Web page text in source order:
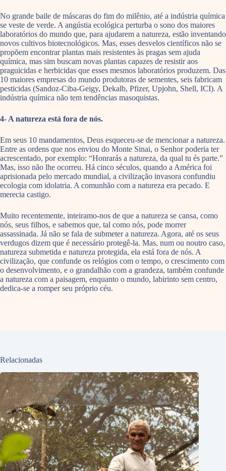
No grande baile de máscaras do fim do milênio, até a indústria química
se veste de verde. A angústia ecológica perturba o sono dos maiores
laboratórios do mundo que, para ajudarem a natureza, estão inventando
novos cultivos biotecnológicos. Mas, esses desvelos científicos não se
propõem encontrar plantas mais resistentes às pragas sem ajuda
química, mas sim buscam novas plantas capazes de resistir aos
praguicidas e herbicidas que esses mesmos laboratórios produzem. Das
10 maiores empresas do mundo produtoras de sementes, seis fabricam
pesticidas (Sandoz-Ciba-Geigy, Dekalb, Pfizer, Upjohn, Shell, ICI). A
indústria química não tem tendências masoquistas.
4- A natureza está fora de nós.
Em seus 10 mandamentos, Deus esqueceu-se de mencionar a natureza.
Entre as ordens que nos enviou do Monte Sinai, o Senhor poderia ter
acrescentado, por exemplo: “Honrarás a natureza, da qual tu és parte.”
Mas, isso não lhe ocorreu. Há cinco séculos, quando a América foi
aprisionada pelo mercado mundial, a civilização invasora confundiu
ecologia com idolatria. A comunhão com a natureza era pecado. E
merecia castigo.
Muito recentemente, inteiramo-nos de que a natureza se cansa, como
nós, seus filhos, e sabemos que, tal como nós, pode morrer
assassinada. Já não se fala de submeter a natureza. Agora, até os seus
verdugos dizem que é necessário protegê-la. Mas, num ou noutro caso,
natureza submetida e natureza protegida, ela está fora de nós. A
civilização, que confunde os relógios com o tempo, o crescimento com
o desenvolvimento, e o grandalhão com a grandeza, também confunde
a natureza com a paisagem, enquanto o mundo, labirinto sem centro,
dedica-se a romper seu próprio céu.
Relacionadas